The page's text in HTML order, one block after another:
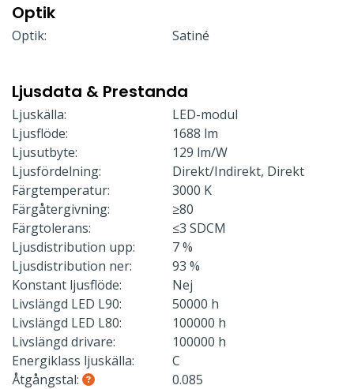
Optik
Optik: Satiné
Ljusdata & Prestanda
Ljuskälla:
LED-modul
Ljusflöde:
1688 lm
Ljusutbyte:
129 lm/W
Ljusfördelning:
Direkt/Indirekt, Direkt
Färgtemperatur:
3000 K
Färgåtergivning:
≥80
Färgtolerans:
≤3 SDCM
Ljusdistribution upp:
7 %
Ljusdistribution ner:
93 %
Konstant ljusflöde:
Nej
Livslängd LED L90:
50000 h
Livslängd LED L80:
100000 h
Livslängd drivare:
100000 h
Energiklass ljuskälla:
C
Åtgångstal:
0.085